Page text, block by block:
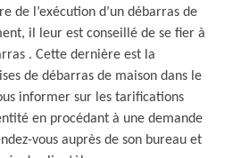
de l’exécution d’un débarras de
il leur est conseillé de se fier à
. Cette dernière est la
de débarras de maison dans le
informer sur les tarifications
en procédant à une demande
vous auprès de son bureau et